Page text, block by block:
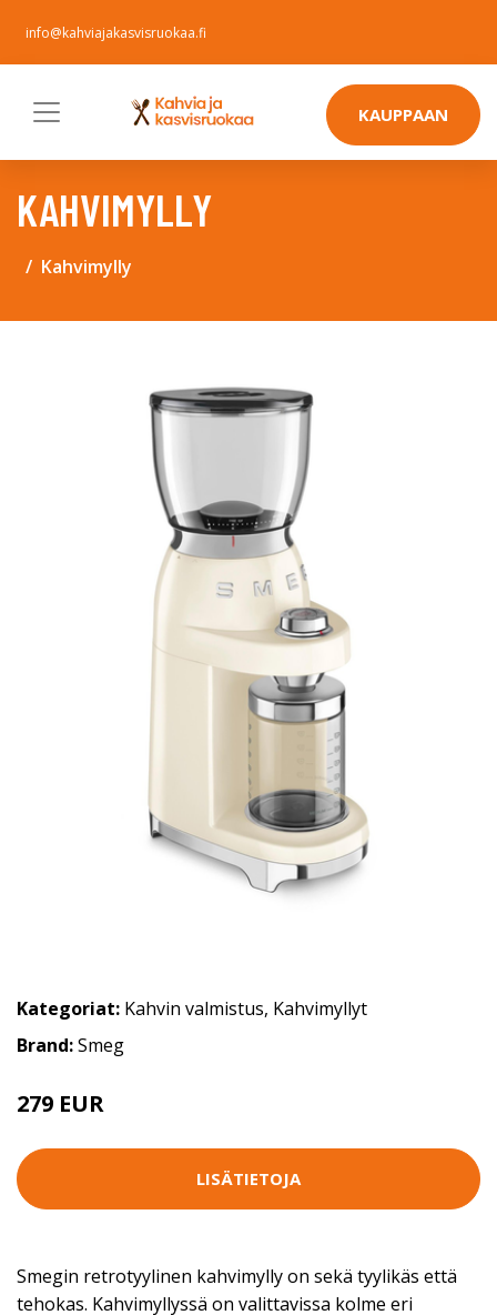
info@kahviajakasvisruokaa.fi
KAUPPAAN
KAHVIMYLLY
Kahvimylly
Kategoriat: Kahvin valmistus, Kahvimyllyt
Brand:Smeg
279 EUR
LISÄTIETOJA
Smegin retrotyylinen kahvimylly on sekä tyylikäs että
tehokas. Kahvimyllyssä on valittavissa kolme eri